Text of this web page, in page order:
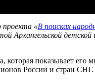
проекта «В поисках
Архангельской
показывает
России и стран СНГ.